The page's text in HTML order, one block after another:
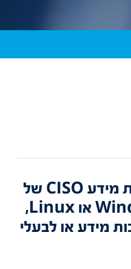
תכנית הלימודים המובילה בישראל להכשרת בכירים בניהול אבטחת מידע CISO של
הטכניון. המסלול מיועד לבעלי רקע הולם באבטחת רשתות Windows או Linux,
מידע או לבעלי